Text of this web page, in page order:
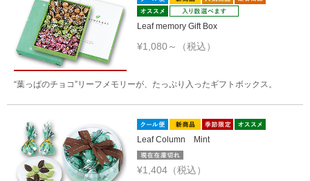
Leaf memory Gift Box
¥1,080～（税込）
“葉っぱのチョコ”リーフメモリーが、たっぷり入ったギフトボックス。
Leaf Column Mint
¥1,404（税込）